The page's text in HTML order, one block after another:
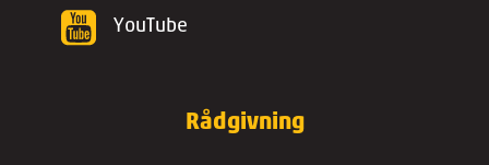
YouTube
Rådgivning